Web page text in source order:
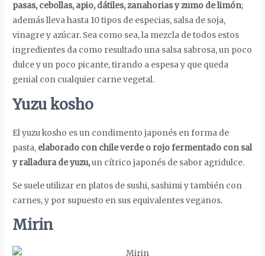
pasas, cebollas, apio, dátiles, zanahorias y zumo de limón;
además lleva hasta 10 tipos de especias, salsa de soja,
vinagre y azúcar. Sea como sea, la mezcla de todos estos
ingredientes da como resultado una salsa sabrosa, un poco
dulce y un poco picante, tirando a espesa y que queda
genial con cualquier carne vegetal.
Yuzu kosho
El yuzu kosho es un condimento japonés en forma de
pasta, elaborado con chile verde o rojo fermentado con sal
y ralladura de yuzu,un cítrico japonés de sabor agridulce.
Se suele utilizar en platos de sushi, sashimi y también con
carnes, y por supuesto en sus equivalentes veganos.
Mirin